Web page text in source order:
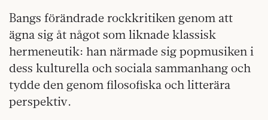
Bangs förändrade rockkritiken genom att
ägna sig åt något som liknade klassisk
hermeneutik: han närmade sig popmusiken i
dess kulturella och sociala sammanhang och
tydde den genom filosofiska och litterära
perspektiv.